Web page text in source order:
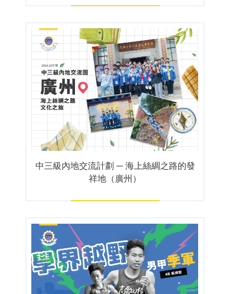
中三級內地交流計劃 ─ 海上絲綢之路的發
祥地（廣州）